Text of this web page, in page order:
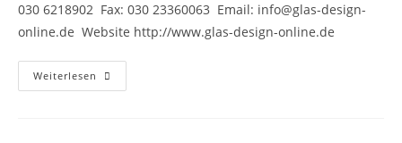
030 6218902 Fax: 030 23360063 Email: info@glas-design-
online.de Website http://www.glas-design-online.de
Weiterlesen 12049
Berlin